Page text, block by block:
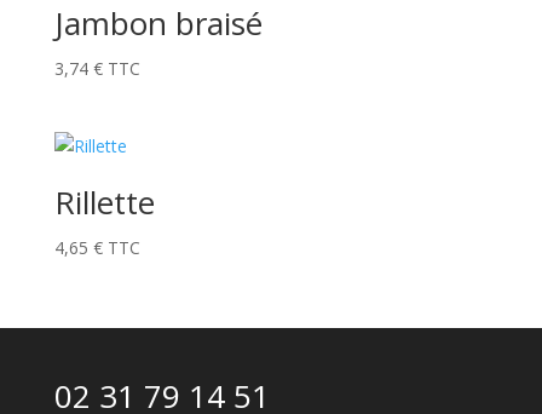
Jambon braisé
3,74 € TTC
Rillette
4,65 € TTC
02 31 79 14 51